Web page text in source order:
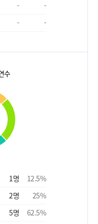
-
-
- -
수
1명 12.5%
2명 25%
5명 62.5%